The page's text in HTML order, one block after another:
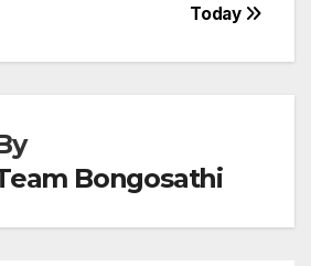
Today
Bongosathi